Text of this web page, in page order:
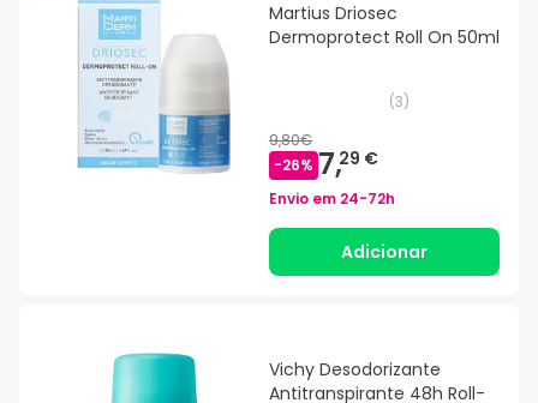
Martius Driosec
Dermoprotect Roll On 50ml
(3)
9,80€
-26% 7,29 €
Envio em 24-72h
Adicionar
Vichy Desodorizante
Antitranspirante 48h Roll-